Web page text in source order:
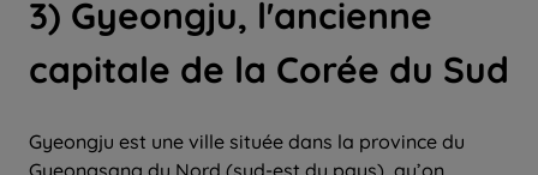
3) Gyeongju, l'ancienne
capitale de la Corée du Sud
Gyeongju est une ville située dans la province du
Gyeongsang du Nord (sud-est du pays), qu’on